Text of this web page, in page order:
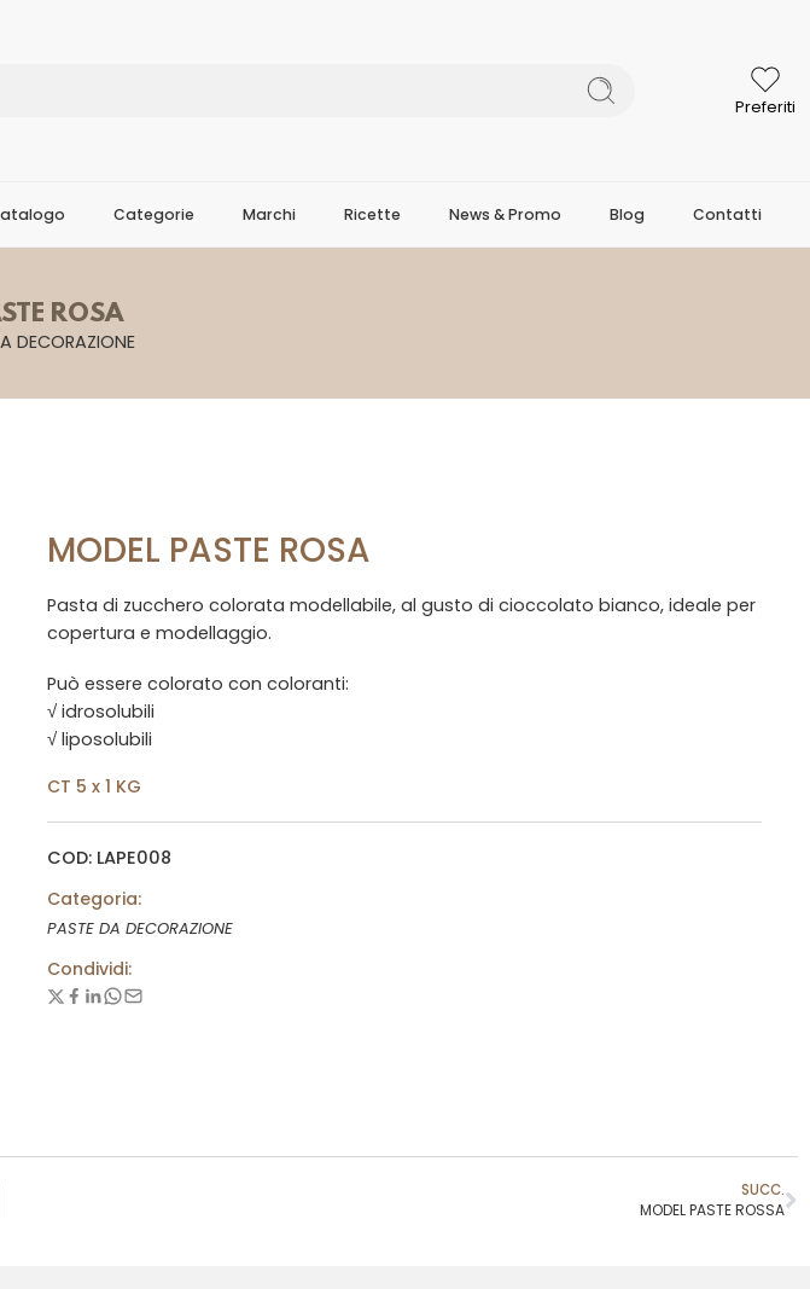
Preferiti
Categorie Marchi Ricette News & Promo Blog Contatti
ROSA
DECORAZIONE
MODEL PASTE ROSA
Pasta di zucchero colorata modellabile, al gusto di cioccolato bianco, ideale per
copertura e modellaggio.
Può essere colorato con coloranti:
√ idrosolubili
√ liposolubili
CT 5 x 1 KG
COD: LAPE008
Categoria:
PASTE DA DECORAZIONE
Condividi:
SUCC.
MODEL PASTE ROSSA